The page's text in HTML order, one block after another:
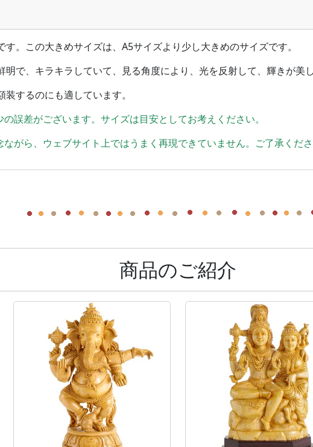
。この大きめサイズは、A5サイズより少し大きめのサイズです。
明で、キラキラしていて、見る角度により、光を反射して、輝きが美
するのにも適しています。
誤差がございます。サイズは目安としてお考えください。
がら、ウェブサイト上ではうまく再現できていません。ご了承くだ
商品のご紹介